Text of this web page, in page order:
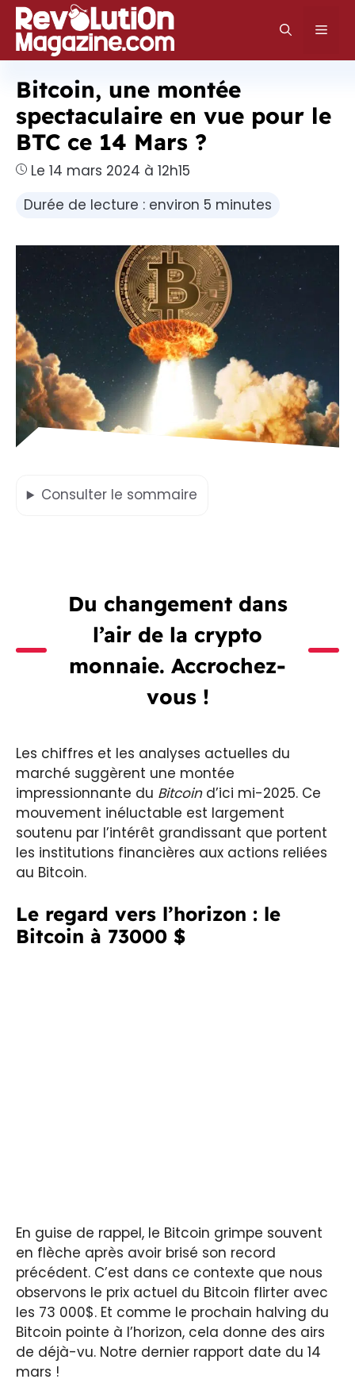
Aller
au
contenu
Bitcoin, une montée
spectaculaire en vue pour le
BTC ce 14 Mars ?
Le 14 mars 2024 à 12h15
Durée de lecture : environ 5 minutes
Consulter le sommaire
Du changement dans
l’air de la crypto
monnaie. Accrochez-
vous !
Les chiffres et les analyses actuelles du
marché suggèrent une montée
impressionnante du Bitcoind’ici mi-2025. Ce
mouvement inéluctable est largement
soutenu par l’intérêt grandissant que portent
les institutions financières aux actions reliées
au Bitcoin.
Le regard vers l’horizon : le
Bitcoin à 73000 $
En guise de rappel, le Bitcoin grimpe souvent
en flèche après avoir brisé son record
précédent. C’est dans ce contexte que nous
observons le prix actuel du Bitcoin flirter avec
les 73 000$. Et comme le prochain halving du
Bitcoin pointe à l’horizon, cela donne des airs
de déjà-vu. Notre dernier rapport date du 14
mars !